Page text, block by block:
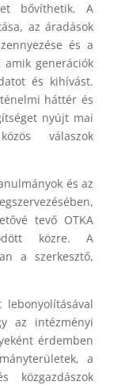
bővíthetik. A
az áradások
és a
amik generációk
és kihívást.
háttér és
nyújt mai
válaszok
és az
tevő OTKA
közre. A
a szerkesztő,
lebonyolításával
az intézményi
érdemben
a
közgazdászok